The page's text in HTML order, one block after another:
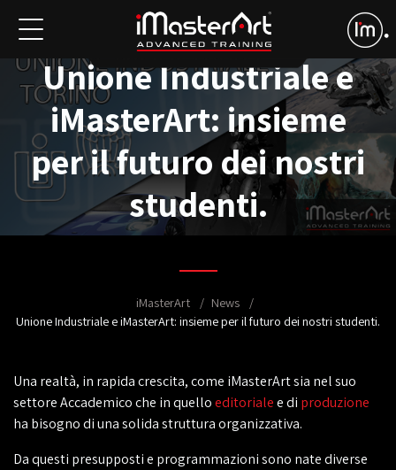
Unione Industriale e
iMasterArt: insieme
per il futuro dei nostri
studenti.
iMasterArt
News
Unione Industriale e iMasterArt: insieme per il futuro dei nostri studenti.
Una realtà, in rapida crescita, come iMasterArt sia nel suo
settore Accademico che in quelloeditorialee di produzione
ha bisogno di una solida struttura organizzativa.
Da questi presupposti e programmazioni sono nate diverse